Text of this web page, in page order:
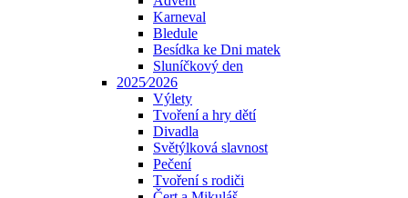
Karneval
Bledule
Besídka ke Dni matek
Sluníčkový den
2025⁄2026
Výlety
Tvoření a hry dětí
Divadla
Světýlková slavnost
Pečení
Tvoření s rodiči